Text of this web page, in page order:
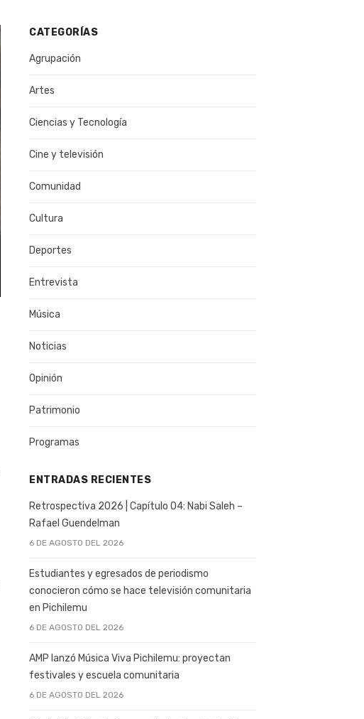
CATEGORÍAS
Agrupación
Artes
Ciencias y Tecnología
Cine y televisión
Comunidad
Cultura
Deportes
Entrevista
Música
Noticias
Opinión
Patrimonio
Programas
ENTRADAS RECIENTES
Retrospectiva 2026 | Capítulo 04: Nabi Saleh –
Rafael Guendelman
6 DE AGOSTO DEL 2026
Estudiantes y egresados de periodismo
conocieron cómo se hace televisión comunitaria
en Pichilemu
6 DE AGOSTO DEL 2026
AMP lanzó Música Viva Pichilemu: proyectan
festivales y escuela comunitaria
6 DE AGOSTO DEL 2026